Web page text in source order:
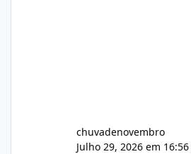
chuvadenovembro
Julho 29, 2026 em 16:56